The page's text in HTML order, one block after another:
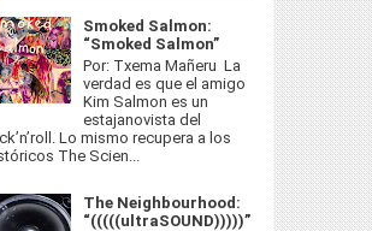
Smoked Salmon:
“Smoked Salmon”
Por: Txema Mañeru La
verdad es que el amigo
Kim Salmon es un
estajanovista del
Lo mismo recupera a los
The Scien...
The Neighbourhood:
“(((((ultraSOUND)))))”